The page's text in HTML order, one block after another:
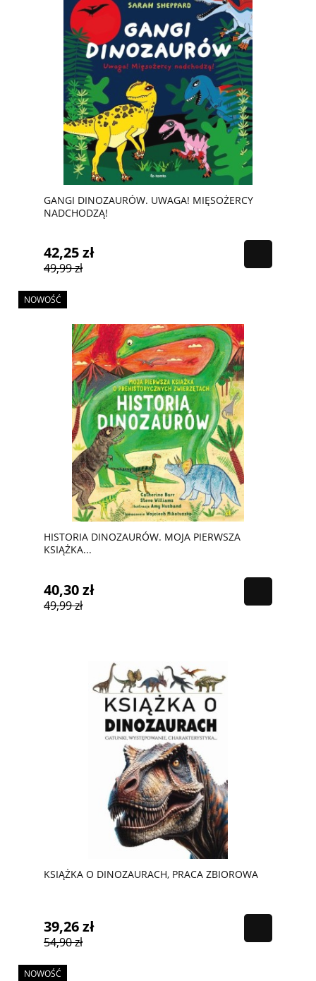
GANGI DINOZAURÓW. UWAGA! MIĘSOŻERCY
NADCHODZĄ!
42,25 zł
49,99 zł
HISTORIA DINOZAURÓW. MOJA PIERWSZA
KSIĄŻKA...
40,30 zł
49,99 zł
NOWOŚĆ
KSIĄŻKA O DINOZAURACH, PRACA ZBIOROWA
39,26 zł
54,90 zł
NOWOŚĆ